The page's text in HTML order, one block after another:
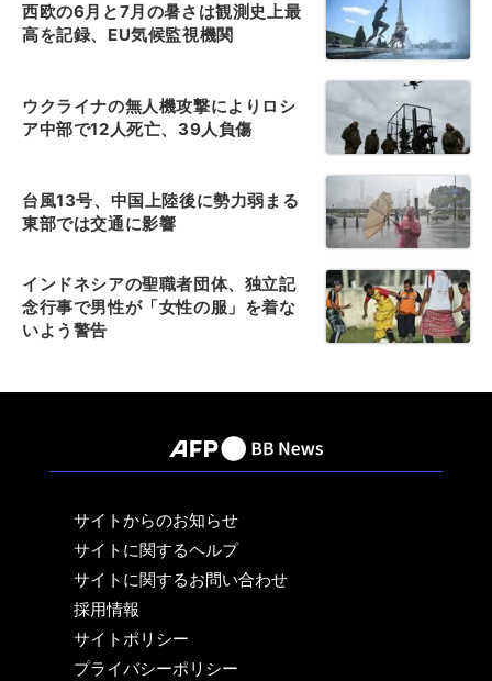
西欧の6月と7月の暑さは観測史上最
高を記録、EU気候監視機関
ウクライナの無人機攻撃によりロシ
ア中部で12人死亡、39人負傷
台風13号、中国上陸後に勢力弱まる
東部では交通に影響
インドネシアの聖職者団体、独立記
念行事で男性が「女性の服」を着な
いよう警告
サイトからのお知らせ
サイトに関するヘルプ
サイトに関するお問い合わせ
採用情報
サイトポリシー
プライバシーポリシー